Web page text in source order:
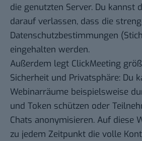
die genutzten Server. Du kannst
darauf verlassen, dass die
Datenschutzbestimmungen
eingehalten werden.
Außerdem legt ClickMeeting
Sicherheit und Privatsphäre: Du
Webinarräume beispielsweise
und Token schützen oder
Chats anonymisieren. Auf diese
zu jedem Zeitpunkt die volle